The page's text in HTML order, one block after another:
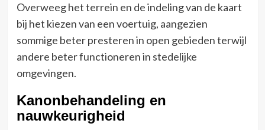
Overweeg het terrein en de indeling van de kaart
bij het kiezen van een voertuig, aangezien
sommige beter presteren in open gebieden terwijl
andere beter functioneren in stedelijke
omgevingen.
Kanonbehandeling en
nauwkeurigheid